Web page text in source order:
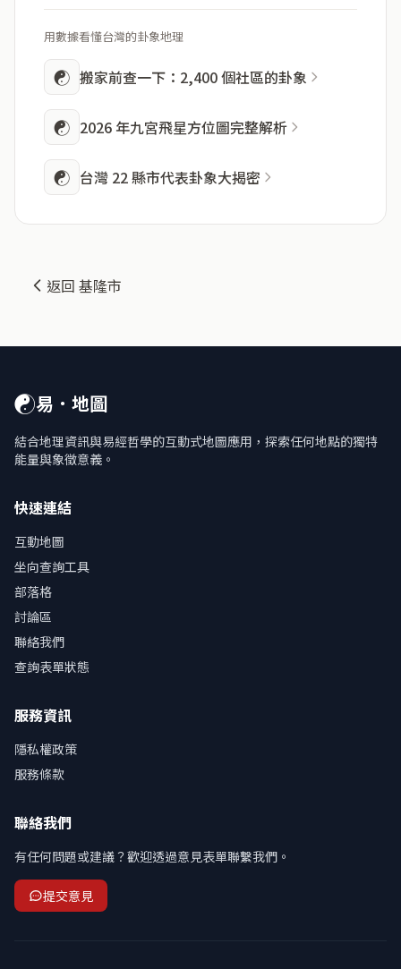
用數據看懂台灣的卦象地理
☯ 搬家前查一下：2,400 個社區的卦象
☯ 2026 年九宮飛星方位圖完整解析
☯ 台灣 22 縣市代表卦象大揭密
返回 基隆市
☯易．地圖
結合地理資訊與易經哲學的互動式地圖應用，探索任何地點的獨特
能量與象徵意義。
快速連結
互動地圖
坐向查詢工具
部落格
討論區
聯絡我們
查詢表單狀態
服務資訊
隱私權政策
服務條款
聯絡我們
有任何問題或建議？歡迎透過意見表單聯繫我們。
提交意見